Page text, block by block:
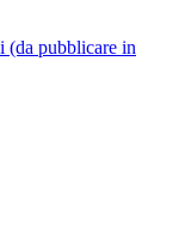
(da pubblicare in